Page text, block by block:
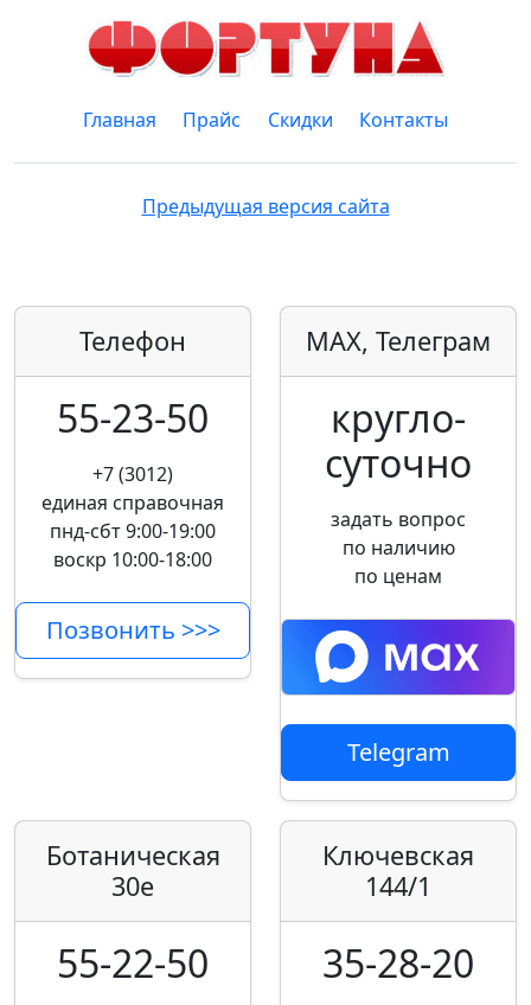
Главная Прайс Скидки Контакты
Предыдущая версия сайта
Телефон
55-23-50
+7 (3012)
единая справочная
пнд-сбт 9:00-19:00
воскр 10:00-18:00
Позвонить >>>
MAX, Телеграм
кругло­
суточно
задать вопрос
по наличию
по ценам
Telegram
Ботаническая
30е
55-22-50
Ключевская
144/1
35-28-20